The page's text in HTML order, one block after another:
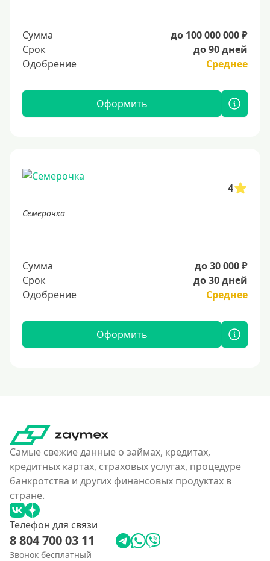
Сумма
до 100 000 000 ₽
Срок
до 90 дней
Одобрение
Среднее
Оформить
4
Семерочка
Сумма
до 30 000 ₽
Срок
до 30 дней
Одобрение
Среднее
Оформить
Самые свежие данные о займах, кредитах,
кредитных картах, страховых услугах, процедуре
банкротства и других финансовых продуктах в
стране.
Телефон для связи
8 804 700 03 11
Звонок бесплатный